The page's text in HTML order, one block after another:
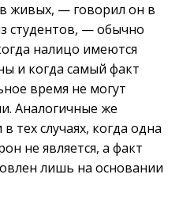
живых, — говорил он в
студентов, — обычно
налицо имеются
и когда самый факт
время не могут
Аналогичные же
тех случаях, когда одна
не является, а факт
лишь на основании